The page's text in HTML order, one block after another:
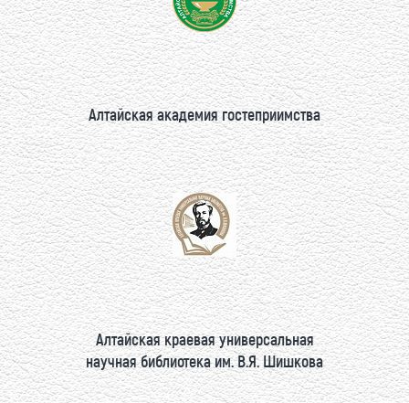
Алтайская академия гостеприимства
Алтайская краевая универсальная
научная библиотека им. В.Я. Шишкова